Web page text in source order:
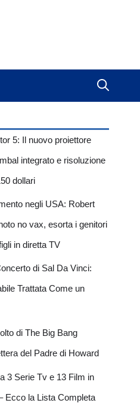
5: Il nuovo proiettore
integrato e risoluzione
dollari
negli USA: Robert
no vax, esorta i genitori
in diretta TV
di Sal Da Vinci:
Trattata Come un
di The Big Bang
del Padre di Howard
3 Serie Tv e 13 Film in
Ecco la Lista Completa